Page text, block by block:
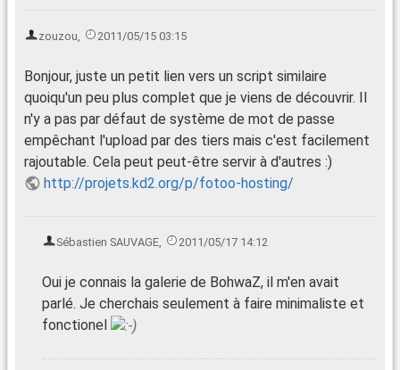
zouzou, 2011/05/15 03:15
Bonjour, juste un petit lien vers un script similaire
quoiqu'un peu plus complet que je viens de découvrir. Il
n'y a pas par défaut de système de mot de passe
empêchant l'upload par des tiers mais c'est facilement
rajoutable. Cela peut peut-être servir à d'autres :)
http://projets.kd2.org/p/fotoo-hosting/
Sébastien SAUVAGE, 2011/05/17 14:12
Oui je connais la galerie de BohwaZ, il m'en avait
parlé. Je cherchais seulement à faire minimaliste et
fonctionel